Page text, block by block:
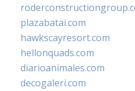
plazabatai.com
hawkscayresort.com
hellonquads.com
diarioanimales.com
decogaleri.com